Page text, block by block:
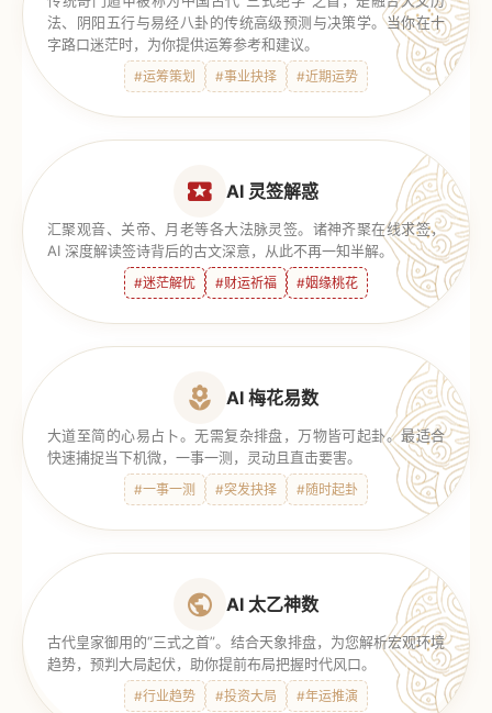
法、阴阳五行与易经八卦的传统高级预测与决策学。当你在十
字路口迷茫时，为你提供运筹参考和建议。
#运筹策划 #事业抉择 #近期运势
AI 灵签解惑
汇聚观音、关帝、月老等各大法脉灵签。诸神齐聚在线求签，
AI 深度解读签诗背后的古文深意，从此不再一知半解。
#迷茫解忧 #财运祈福 #姻缘桃花
AI 梅花易数
大道至简的心易占卜。无需复杂排盘，万物皆可起卦。最适合
快速捕捉当下机微，一事一测，灵动且直击要害。
#一事一测 #突发抉择 #随时起卦
AI 太乙神数
古代皇家御用的“三式之首”。结合天象排盘，为您解析宏观环境
趋势，预判大局起伏，助你提前布局把握时代风口。
#行业趋势 #投资大局 #年运推演